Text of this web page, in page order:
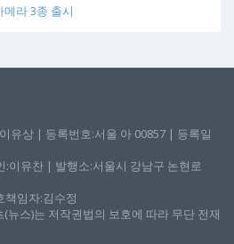
라 3종 출시
유상 | 등록번호:서울 아 00857 | 등록일
이유찬 | 발행소:서울시 강남구 논현로
책임자:김수정
뉴스)는 저작권법의 보호에 따라 무단 전재